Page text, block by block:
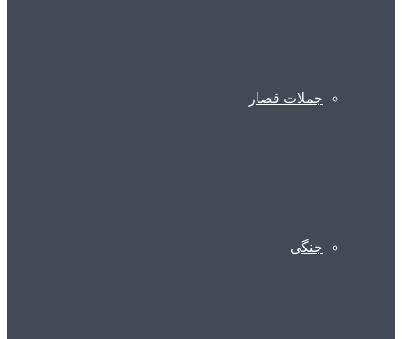
جملات قصار
جنگی